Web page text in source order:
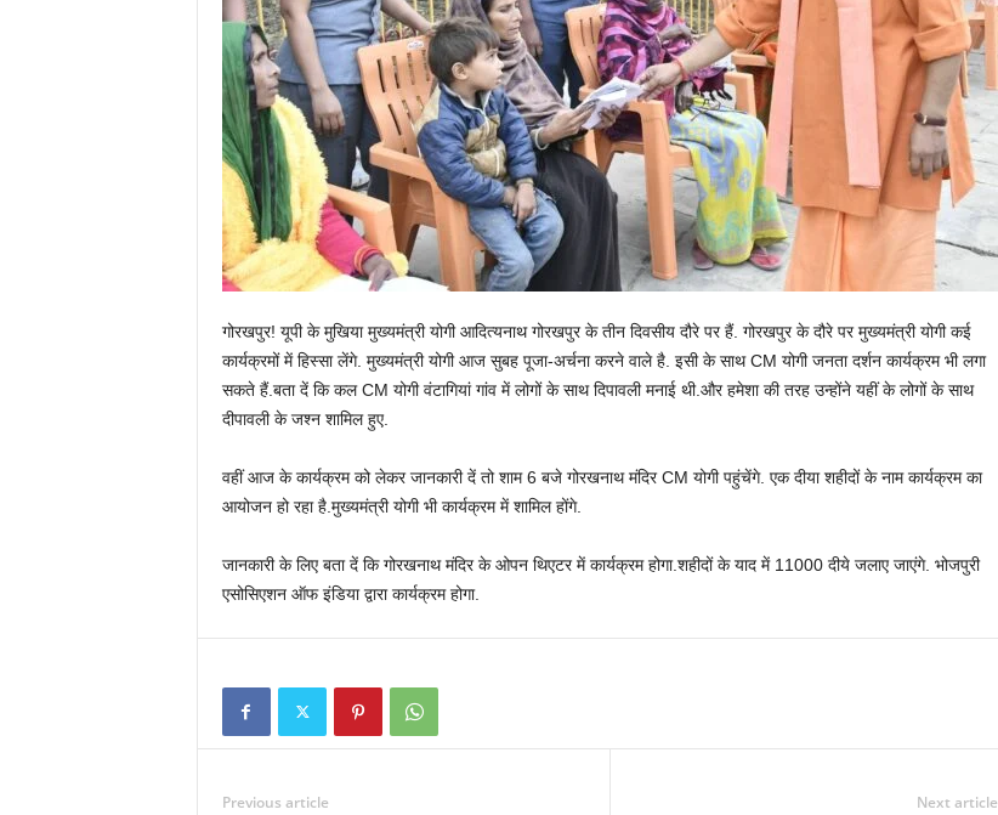
गोरखपुर! यूपी के मुखिया मुख्यमंत्री योगी आदित्यनाथ गोरखपुर के तीन दिवसीय दौरे पर हैं. गोरखपुर के दौरे पर मुख्यमंत्री योगी कई
कार्यक्रमों में हिस्सा लेंगे. मुख्यमंत्री योगी आज सुबह पूजा-अर्चना करने वाले है. इसी के साथ CM योगी जनता दर्शन कार्यक्रम भी लगा
सकते हैं.बता दें कि कल CM योगी वंटागियां गांव में लोगों के साथ दिपावली मनाई थी.और हमेशा की तरह उन्होंने यहीं के लोगों के साथ
दीपावली के जश्न शामिल हुए.
वहीं आज के कार्यक्रम को लेकर जानकारी दें तो शाम 6 बजे गोरखनाथ मंदिर CM योगी पहुंचेंगे. एक दीया शहीदों के नाम कार्यक्रम का
आयोजन हो रहा है.मुख्यमंत्री योगी भी कार्यक्रम में शामिल होंगे.
जानकारी के लिए बता दें कि गोरखनाथ मंदिर के ओपन थिएटर में कार्यक्रम होगा.शहीदों के याद में 11000 दीये जलाए जाएंगे. भोजपुरी
एसोसिएशन ऑफ इंडिया द्वारा कार्यक्रम होगा.
Previous article Next article